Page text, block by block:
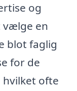
og
vælge en
blot faglig
for de
ofte